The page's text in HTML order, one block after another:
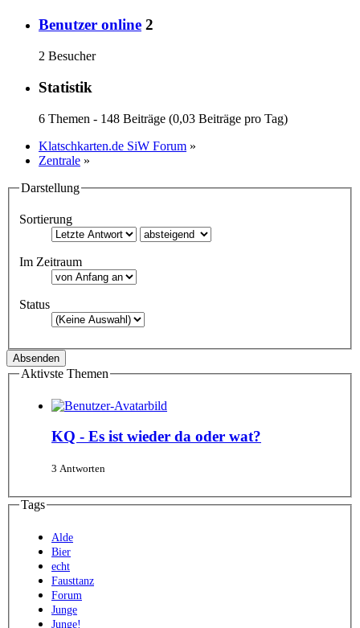
Benutzer online 2
2 Besucher
Statistik
6 Themen - 148 Beiträge (0,03 Beiträge pro Tag)
Klatschkarten.de SiW Forum »
Zentrale »
Darstellung
Sortierung
Im Zeitraum
Status
Aktivste Themen
KQ - Es ist wieder da oder wat?
3 Antworten
Tags
Alde
Bier
echt
Fausttanz
Forum
Junge
Junge!